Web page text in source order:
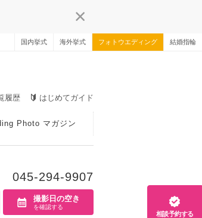
国内挙式 海外挙式 フォトウエディング 結婚指輪
履歴 はじめてガイド
Photo マガジン
045-294-9907
撮影日の空き
を確認する
相談予約する